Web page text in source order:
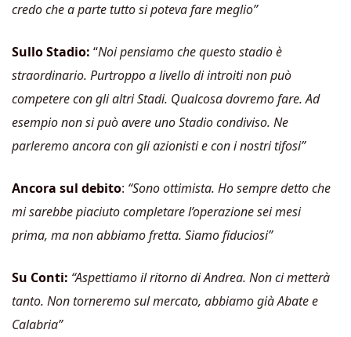
credo che a parte tutto si poteva fare meglio”
Sullo Stadio: “Noi pensiamo che questo stadio è
straordinario. Purtroppo a livello di introiti non può
competere con gli altri Stadi. Qualcosa dovremo fare. Ad
esempio non si può avere uno Stadio condiviso. Ne
parleremo ancora con gli azionisti e con i nostri tifosi”
Ancora sul debito: “Sono ottimista. Ho sempre detto che
mi sarebbe piaciuto completare l’operazione sei mesi
prima, ma non abbiamo fretta. Siamo fiduciosi”
Su Conti: “Aspettiamo il ritorno di Andrea. Non ci metterà
tanto. Non torneremo sul mercato, abbiamo già Abate e
Calabria”